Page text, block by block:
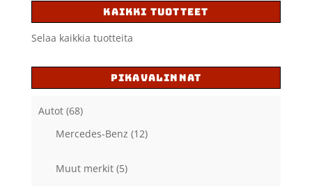
KAIKKI TUOTTEET
Selaa kaikkia tuotteita
PIKAVALINNAT
Autot (68)
Mercedes-Benz (12)
Muut merkit (5)